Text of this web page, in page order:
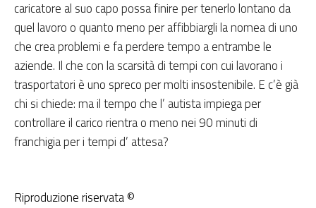
caricatore al suo capo possa finire per tenerlo lontano da
quel lavoro o quanto meno per affibbiargli la nomea di uno
che crea problemi e fa perdere tempo a entrambe le
aziende. Il che con la scarsità di tempi con cui lavorano i
trasportatori è uno spreco per molti insostenibile. E c’è già
chi si chiede: ma il tempo che l’ autista impiega per
controllare il carico rientra o meno nei 90 minuti di
franchigia per i tempi d’ attesa?
Riproduzione riservata ©